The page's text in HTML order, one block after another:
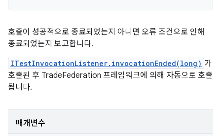
호출이 성공적으로 종료되었는지 아니면 오류 조건으로 인해
종료되었는지 보고합니다.
ITestInvocationListener.invocationEnded(long) 가
호출된 후 TradeFederation 프레임워크에 의해 자동으로 호출
됩니다.
매개변수